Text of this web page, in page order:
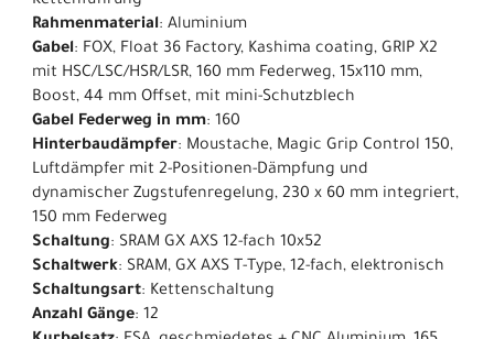
Rahmenmaterial: Aluminium
Gabel: FOX, Float 36 Factory, Kashima coating, GRIP X2
mit HSC/LSC/HSR/LSR, 160 mm Federweg, 15x110 mm,
Boost, 44 mm Offset, mit mini-Schutzblech
Gabel Federweg in mm: 160
Hinterbaudämpfer: Moustache, Magic Grip Control 150,
Luftdämpfer mit 2-Positionen-Dämpfung und
dynamischer Zugstufenregelung, 230 x 60 mm integriert,
150 mm Federweg
Schaltung: SRAM GX AXS 12-fach 10x52
Schaltwerk: SRAM, GX AXS T-Type, 12-fach, elektronisch
Schaltungsart: Kettenschaltung
Anzahl Gänge: 12